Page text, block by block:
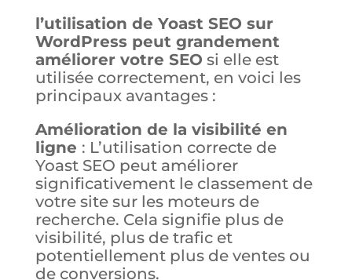
l’utilisation de Yoast SEO sur
WordPress peut grandement
améliorer votre SEO si elle est
utilisée correctement, en voici les
principaux avantages :
Amélioration de la visibilité en
ligne : L’utilisation correcte de
Yoast SEO peut améliorer
significativement le classement de
votre site sur les moteurs de
recherche. Cela signifie plus de
visibilité, plus de trafic et
potentiellement plus de ventes ou
de conversions.